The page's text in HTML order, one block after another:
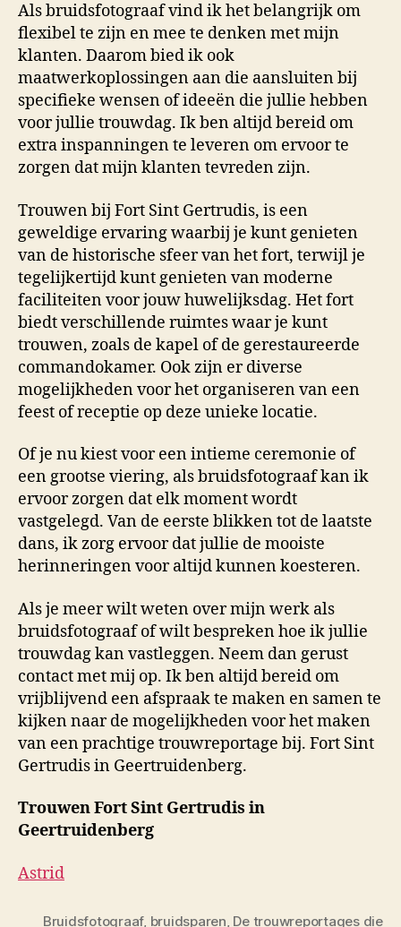
Als bruidsfotograaf vind ik het belangrijk om
flexibel te zijn en mee te denken met mijn
klanten. Daarom bied ik ook
maatwerkoplossingen aan die aansluiten bij
specifieke wensen of ideeën die jullie hebben
voor jullie trouwdag. Ik ben altijd bereid om
extra inspanningen te leveren om ervoor te
zorgen dat mijn klanten tevreden zijn.
Trouwen bij Fort Sint Gertrudis, is een
geweldige ervaring waarbij je kunt genieten
van de historische sfeer van het fort, terwijl je
tegelijkertijd kunt genieten van moderne
faciliteiten voor jouw huwelijksdag. Het fort
biedt verschillende ruimtes waar je kunt
trouwen, zoals de kapel of de gerestaureerde
commandokamer. Ook zijn er diverse
mogelijkheden voor het organiseren van een
feest of receptie op deze unieke locatie.
Of je nu kiest voor een intieme ceremonie of
een grootse viering, als bruidsfotograaf kan ik
ervoor zorgen dat elk moment wordt
vastgelegd. Van de eerste blikken tot de laatste
dans, ik zorg ervoor dat jullie de mooiste
herinneringen voor altijd kunnen koesteren.
Als je meer wilt weten over mijn werk als
bruidsfotograaf of wilt bespreken hoe ik jullie
trouwdag kan vastleggen. Neem dan gerust
contact met mij op. Ik ben altijd bereid om
vrijblijvend een afspraak te maken en samen te
kijken naar de mogelijkheden voor het maken
van een prachtige trouwreportage bij. Fort Sint
Gertrudis in Geertruidenberg.
Trouwen Fort Sint Gertrudis in
Geertruidenberg
Astrid
Bruidsfotograaf, bruidsparen, De trouwreportages die